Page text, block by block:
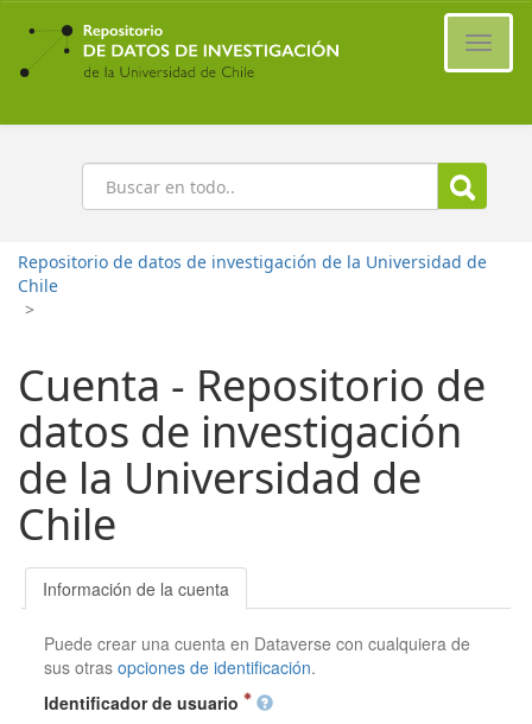
Ir
contenido
principal
Buscar
Repositorio de datos de investigación de la Universidad de
Chile
>
Cuenta - Repositorio de
datos de investigación
de la Universidad de
Chile
Información de la cuenta
Puede crear una cuenta en Dataverse con cualquiera de
sus otrasopciones de identificación.
Identificador de usuario